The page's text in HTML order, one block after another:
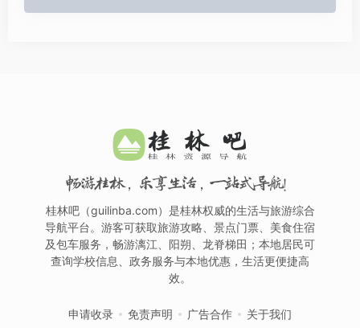
畅游桂林，乐享生活，一站式导航！
桂林吧（guilinba.com）是桂林权威的生活与旅游综合
导航平台。游客可获取旅游攻略、景点门票、美食住宿
及包车服务，畅游漓江、阳朔、龙脊梯田；本地居民可
查询学校信息、政务服务与本地优惠，生活更便捷高
效。
申请收录 免责声明 广告合作 关于我们